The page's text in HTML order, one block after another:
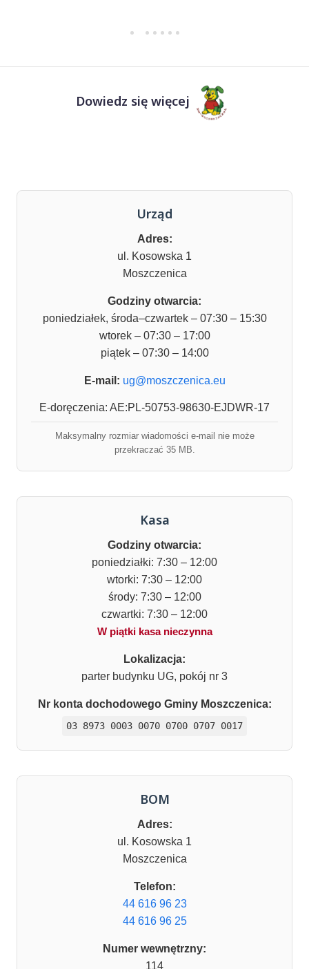
Dowiedz się więcej
Urząd
Adres:
ul. Kosowska 1
Moszczenica
Godziny otwarcia:
poniedziałek, środa–czwartek – 07:30 – 15:30
wtorek – 07:30 – 17:00
piątek – 07:30 – 14:00
E-mail: ug@moszczenica.eu
E-doręczenia: AE:PL-50753-98630-EJDWR-17
Maksymalny rozmiar wiadomości e-mail nie może
przekraczać 35 MB.
Kasa
Godziny otwarcia:
poniedziałki: 7:30 – 12:00
wtorki: 7:30 – 12:00
środy: 7:30 – 12:00
czwartki: 7:30 – 12:00
W piątki kasa nieczynna
Lokalizacja:
parter budynku UG, pokój nr 3
Nr konta dochodowego Gminy Moszczenica:
03 8973 0003 0070 0700 0707 0017
BOM
Adres:
ul. Kosowska 1
Moszczenica
Telefon:
44 616 96 23
44 616 96 25
Numer wewnętrzny:
114